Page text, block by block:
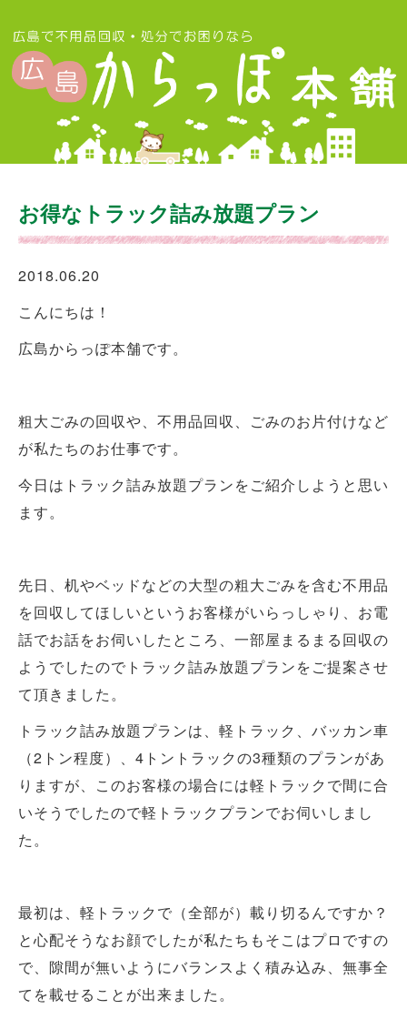
お得なトラック詰み放題プラン
2018.06.20
こんにちは！
広島からっぽ本舗です。
粗大ごみの回収や、不用品回収、ごみのお片付けなど
が私たちのお仕事です。
今日はトラック詰み放題プランをご紹介しようと思い
ます。
先日、机やベッドなどの大型の粗大ごみを含む不用品
を回収してほしいというお客様がいらっしゃり、お電
話でお話をお伺いしたところ、一部屋まるまる回収の
ようでしたのでトラック詰み放題プランをご提案させ
て頂きました。
トラック詰み放題プランは、軽トラック、バッカン車
（2トン程度）、4トントラックの3種類のプランがあ
りますが、このお客様の場合には軽トラックで間に合
いそうでしたので軽トラックプランでお伺いしまし
た。
最初は、軽トラックで（全部が）載り切るんですか？
と心配そうなお顔でしたが私たちもそこはプロですの
で、隙間が無いようにバランスよく積み込み、無事全
てを載せることが出来ました。